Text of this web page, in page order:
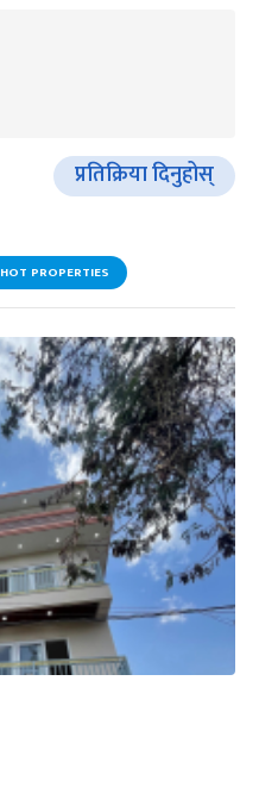
प्रतिक्रिया दिनुहोस्
HOT PROPERTIES